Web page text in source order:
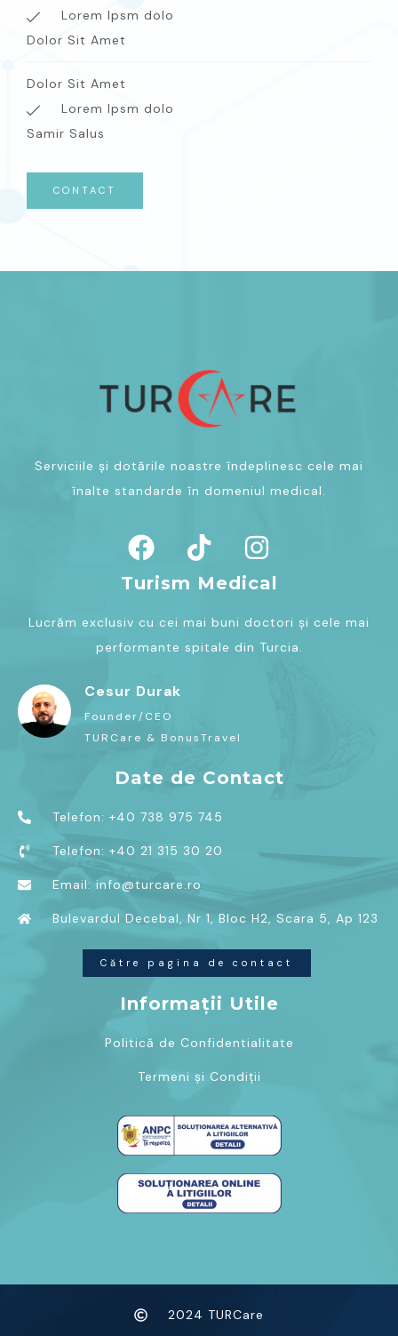
Lorem Ipsm dolo
Dolor Sit Amet
Dolor Sit Amet
Lorem Ipsm dolo
Samir Salus
CONTACT
Serviciile și dotările noastre îndeplinesc cele mai
înalte standarde în domeniul medical.
Turism Medical
Lucrăm exclusiv cu cei mai buni doctori și cele mai
performante spitale din Turcia.
Cesur Durak
Founder/CEO
TURCare & BonusTravel
Date de Contact
Telefon: +40 738 975 745
Telefon: +40 21 315 30 20
Email: info@turcare.ro
Bulevardul Decebal, Nr 1, Bloc H2, Scara 5, Ap 123
Către pagina de contact
Informații Utile
Politică de Confidentialitate
Termeni și Condiții
2024 TURCare